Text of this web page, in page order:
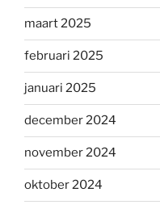
maart 2025
februari 2025
januari 2025
december 2024
november 2024
oktober 2024